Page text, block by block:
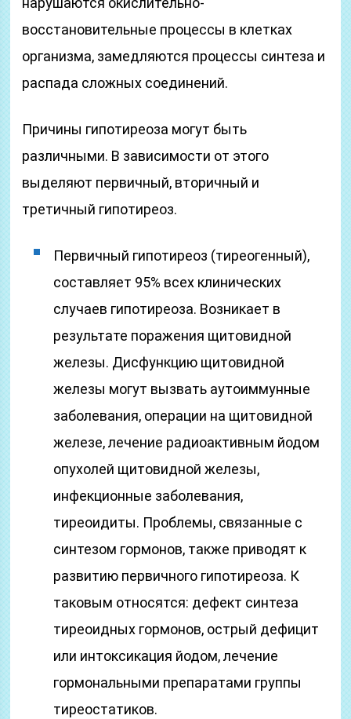
восстановительные процессы в клетках
организма, замедляются процессы синтеза и
распада сложных соединений.
Причины гипотиреоза могут быть
различными. В зависимости от этого
выделяют первичный, вторичный и
третичный гипотиреоз.
Первичный гипотиреоз (тиреогенный),
составляет 95% всех клинических
случаев гипотиреоза. Возникает в
результате поражения щитовидной
железы. Дисфункцию щитовидной
железы могут вызвать аутоиммунные
заболевания, операции на щитовидной
железе, лечение радиоактивным йодом
опухолей щитовидной железы,
инфекционные заболевания,
тиреоидиты. Проблемы, связанные с
синтезом гормонов, также приводят к
развитию первичного гипотиреоза. К
таковым относятся: дефект синтеза
тиреоидных гормонов, острый дефицит
или интоксикация йодом, лечение
гормональными препаратами группы
тиреостатиков.